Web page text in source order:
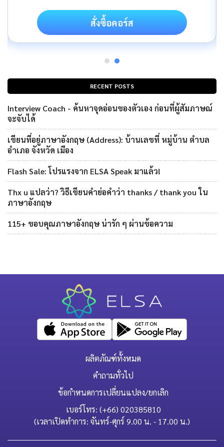
RECENT POSTS
Interview Coach - ค้นหาจุดอ่อนของตัวเอง ก่อนที่ผู้สัมภาษณ์
จะจับได้
เขียนที่อยู่ภาษาอังกฤษ (Address): บ้านเลขที่ หมู่บ้าน ตำบล
อำเภอ จังหวัด เมือง
Flash Sale: โปรแรงจาก ELSA Speak มาแล้ว!
Thx u แปลว่า? วิธีเขียนคำย่อคำว่า thanks / thank you ใน
ภาษาอังกฤษ
115+ ขอบคุณภาษาอังกฤษ น่ารัก ๆ ผ่านข้อความ
สั่งซื้อคอร์ส
ผลิตภัณฑ์ทั้งหมด
คำถามทั่วไป
ข้อกำหนดการเปลี่ยนแปลง/ยกเลิก
เบอร์โทร: (+66) 020385810
(เวลาเปิดทำการ: จันทร์-ศุกร์ 9.00 น. - 17.00 น.)